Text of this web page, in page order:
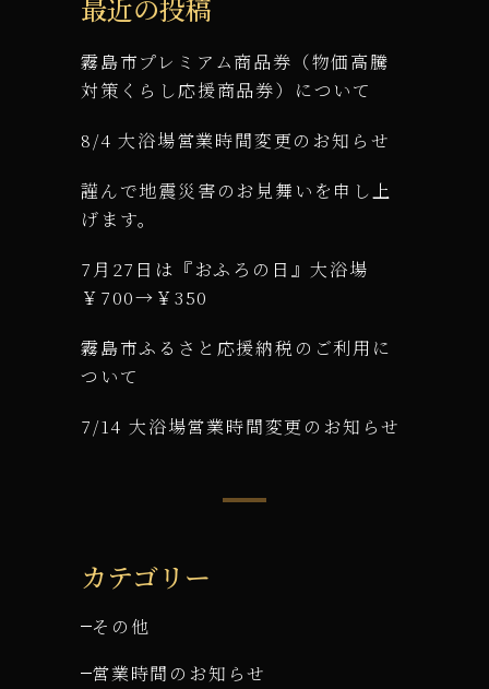
最近の投稿
霧島市プレミアム商品券（物価高騰
対策くらし応援商品券）について
8/4 大浴場営業時間変更のお知らせ
謹んで地震災害のお見舞いを申し上
げます。
7月27日は『おふろの日』大浴場
￥700→￥350
霧島市ふるさと応援納税のご利用に
ついて
7/14 大浴場営業時間変更のお知らせ
カテゴリー
その他
営業時間のお知らせ